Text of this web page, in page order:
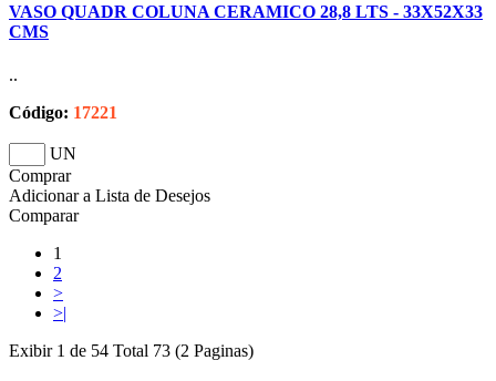
VASO QUADR COLUNA CERAMICO 28,8 LTS - 33X52X33
CMS
..
Código: 17221
UN
Comprar
Adicionar a Lista de Desejos
Comparar
1
2
>
>|
Exibir 1 de 54 Total 73 (2 Paginas)